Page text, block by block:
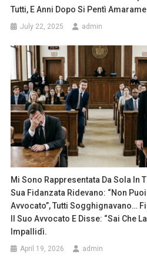
Tutti, E Anni Dopo Si Pentì
July 22, 2025 admin
Mi Sono Rappresentata Da Sola In
Sua Fidanzata Ridevano: “Non
Avvocato”, Tutti Sogghignavano…
Il Suo Avvocato E Disse: “Sai Che
Impallidì.
April 19, 2026 admin